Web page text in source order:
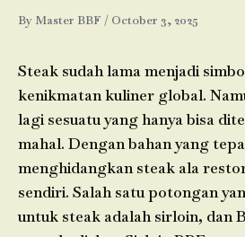
By Master BBF / October 3, 2025
Steak sudah lama menjadi
kenikmatan kuliner global.
lagi sesuatu yang hanya bisa
mahal. Dengan bahan yang
menghidangkan steak ala
sendiri. Salah satu potongan
untuk steak adalah sirloin, dan